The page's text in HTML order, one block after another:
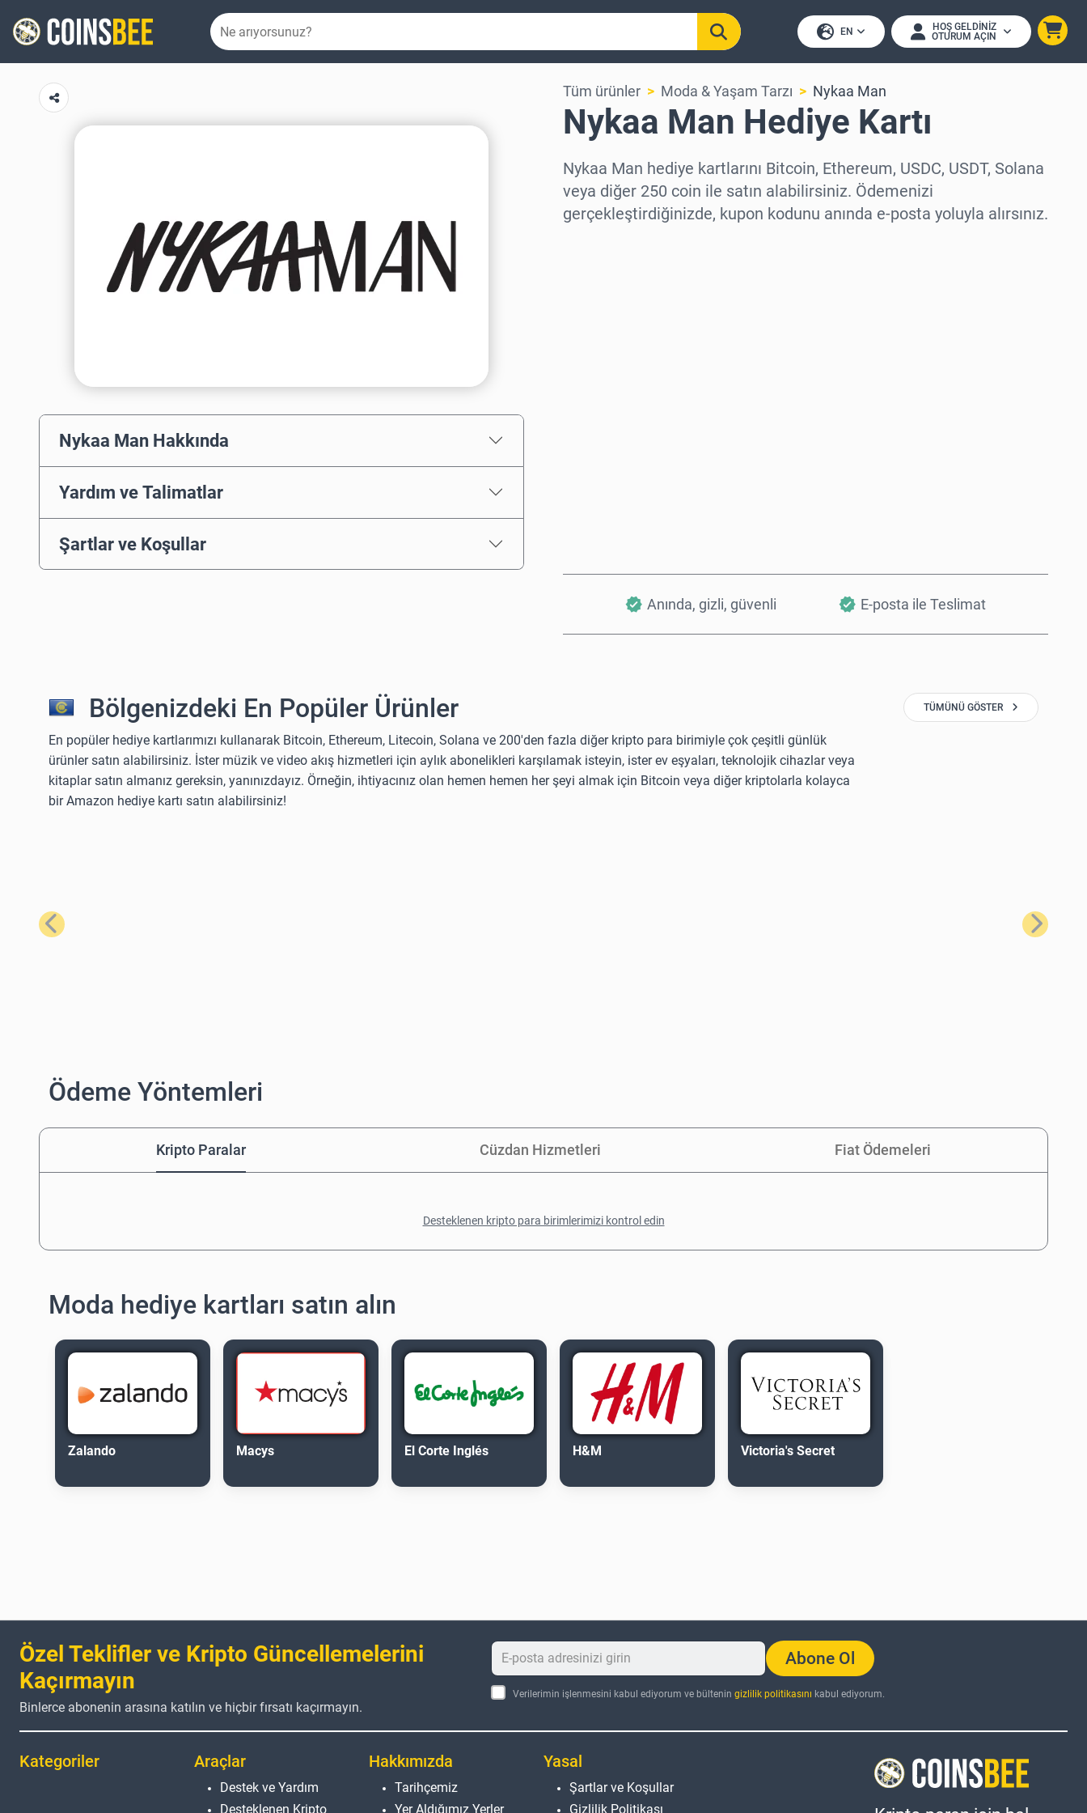
EN
HOŞ GELDINIZ
OTURUM AÇIN
Nykaa Man Hakkında
Yardım ve Talimatlar
Şartlar ve Koşullar
Tüm ürünler Moda & Yaşam Tarzı Nykaa Man
Nykaa Man Hediye Kartı
Nykaa Man hediye kartlarını Bitcoin, Ethereum, USDC, USDT, Solana
veya diğer 250 coin ile satın alabilirsiniz. Ödemenizi
gerçekleştirdiğinizde, kupon kodunu anında e-posta yoluyla alırsınız.
Anında, gizli, güvenli E-posta ile Teslimat
Bölgenizdeki En Popüler Ürünler
En popüler hediye kartlarımızı kullanarak Bitcoin, Ethereum, Litecoin, Solana ve 200'den fazla diğer kripto para birimiyle çok çeşitli günlük
ürünler satın alabilirsiniz. İster müzik ve video akış hizmetleri için aylık abonelikleri karşılamak isteyin, ister ev eşyaları, teknolojik cihazlar veya
kitaplar satın almanız gereksin, yanınızdayız. Örneğin, ihtiyacınız olan hemen hemen her şeyi almak için Bitcoin veya diğer kriptolarla kolayca
bir Amazon hediye kartı satın alabilirsiniz!
TÜMÜNÜ GÖSTER
Önceki Sonraki
Ödeme Yöntemleri
Kripto Paralar Cüzdan Hizmetleri Fiat Ödemeleri
Desteklenen kripto para birimlerimizi kontrol edin
Moda hediye kartları satın alın
Zalando Macys El Corte Inglés H&M Victoria's Secret
Özel Teklifler ve Kripto Güncellemelerini
Kaçırmayın
Binlerce abonenin arasına katılın ve hiçbir fırsatı kaçırmayın.
Abone Ol
Verilerimin işlenmesini kabul ediyorum ve bültenin gizlilik politikasını kabul ediyorum.
Kategoriler Araçlar
Destek ve Yardım
Desteklenen Kripto
Hakkımızda
Tarihçemiz
Yer Aldığımız Yerler
Yasal
Şartlar ve Koşullar
Gizlilik Politikası